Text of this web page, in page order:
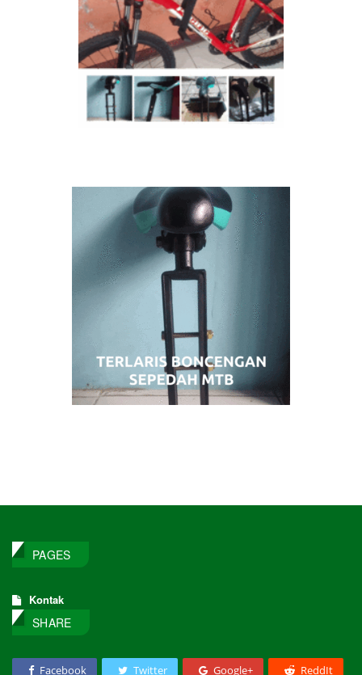
PAGES
Kontak
SHARE
Facebook Twitter Google+ ReddIt